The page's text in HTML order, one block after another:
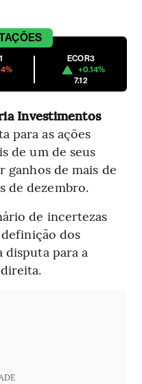
ECOR3
+0.14%
7.12
Investimentos
para as ações
de um de seus
de mais de
de dezembro.
de incertezas
dos
disputa para a